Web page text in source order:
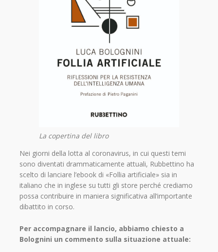
La copertina del libro
Nei giorni della lotta al coronavirus, in cui questi temi
sono diventati drammaticamente attuali, Rubbettino ha
scelto di lanciare l’ebook di «Follia artificiale» sia in
italiano che in inglese su tutti gli store perché crediamo
possa contribuire in maniera significativa all’importante
dibattito in corso.
Per accompagnare il lancio, abbiamo chiesto a
Bolognini un commento sulla situazione attuale: